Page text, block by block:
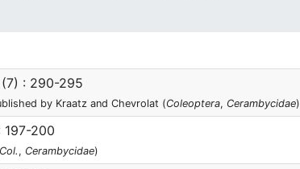
: 290-295
by Kraatz and Chevrolat (Coleoptera, Cerambycidae)
197-200
Col. , Cerambycidae)